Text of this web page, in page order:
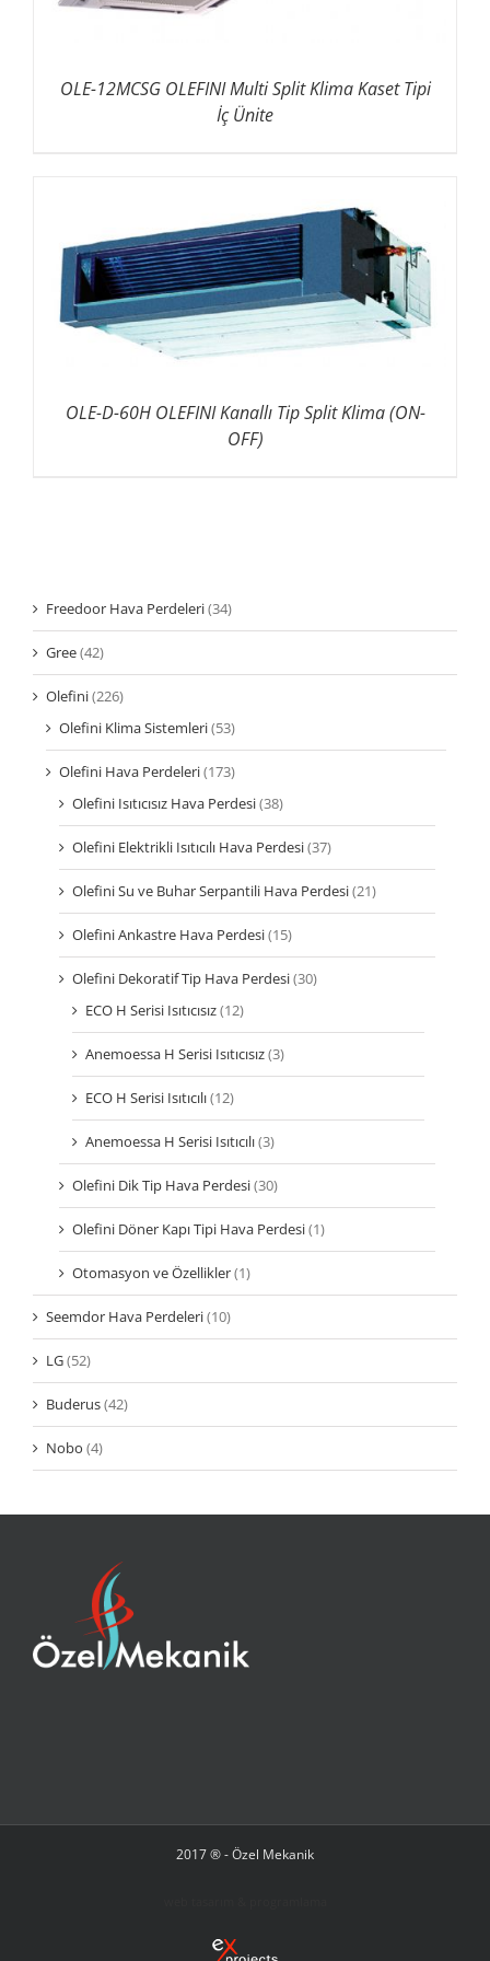
OLE-12MCSG OLEFINI Multi Split Klima Kaset Tipi
İç Ünite
OLE-D-60H OLEFINI Kanallı Tip Split Klima (ON-
OFF)
Freedoor Hava Perdeleri(34)
Gree(42)
Olefini(226)
Olefini Klima Sistemleri(53)
Olefini Hava Perdeleri(173)
Olefini Isıtıcısız Hava Perdesi(38)
Olefini Elektrikli Isıtıcılı Hava Perdesi(37)
Olefini Su ve Buhar Serpantili Hava Perdesi(21)
Olefini Ankastre Hava Perdesi(15)
Olefini Dekoratif Tip Hava Perdesi(30)
ECO H Serisi Isıtıcısız(12)
Anemoessa H Serisi Isıtıcısız(3)
ECO H Serisi Isıtıcılı(12)
Anemoessa H Serisi Isıtıcılı(3)
Olefini Dik Tip Hava Perdesi(30)
Olefini Döner Kapı Tipi Hava Perdesi(1)
Otomasyon ve Özellikler(1)
Seemdor Hava Perdeleri(10)
LG(52)
Buderus(42)
Nobo (4)
2017 ® - Özel Mekanik